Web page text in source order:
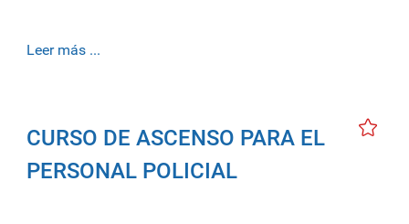
Leer más ...
CURSO DE ASCENSO PARA EL
PERSONAL POLICIAL